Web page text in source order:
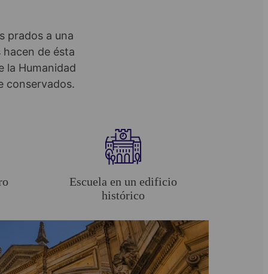
prados a una
de ésta
la Humanidad
conservados.
Escuela en un edificio
histórico